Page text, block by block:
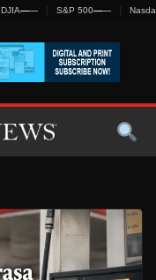
DJIA—— S&P 500——